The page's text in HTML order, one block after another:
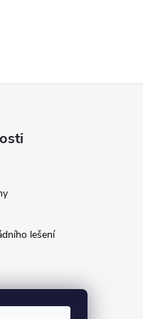
lešení